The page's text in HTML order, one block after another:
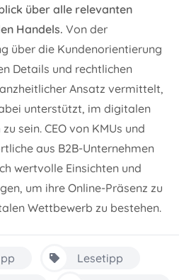
über alle relevanten
Handels. Von der
über die Kundenorientierung
Details und rechtlichen
Ansatz vermittelt,
unterstützt, im digitalen
sein. CEO von KMUs und
aus B2B-Unternehmen
wertvolle Einsichten und
um ihre Online-Präsenz zu
Wettbewerb zu bestehen.
Lesetipp